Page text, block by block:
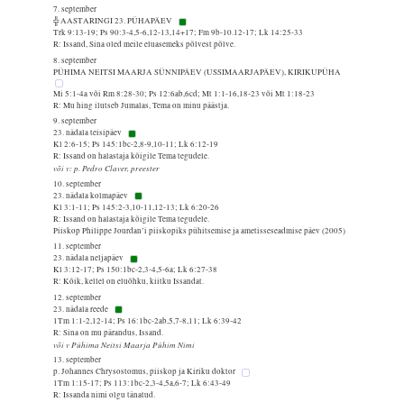
7. september
╬ AASTARINGI 23. PÜHAPÄEV
Trk 9:13-19; Ps 90:3-4,5-6,12-13,14+17; Fm 9b-10.12-17; Lk 14:25-33
R: Issand, Sina oled meile eluasemeks põlvest põlve.
8. september
PÜHIMA NEITSI MAARJA SÜNNIPÄEV (USSIMAARJAPÄEV), KIRIKUPÜHA
Mi 5:1-4a või Rm 8:28-30; Ps 12:6ab,6cd; Mt 1:1-16,18-23 või Mt 1:18-23
R: Mu hing ilutseb Jumalas, Tema on minu päästja.
9. september
23. nädala teisipäev
Kl 2:6-15; Ps 145:1bc-2,8-9,10-11; Lk 6:12-19
R: Issand on halastaja kõigile Tema tegudele.
või v: p. Pedro Claver, preester
10. september
23. nädala kolmapäev
Kl 3:1-11; Ps 145:2-3,10-11,12-13; Lk 6:20-26
R: Issand on halastaja kõigile Tema tegudele.
Piiskop Philippe Jourdan’i piiskopiks pühitsemise ja ametisseseadmise päev (2005)
11. september
23. nädala neljapäev
Kl 3:12-17; Ps 150:1bc-2,3-4,5-6a; Lk 6:27-38
R: Kõik, kellel on eluõhku, kiitku Issandat.
12. september
23. nädala reede
1Tm 1:1-2,12-14; Ps 16:1bc-2ab,5,7-8,11; Lk 6:39-42
R: Sina on mu pärandus, Issand.
või v Pühima Neitsi Maarja Pühim Nimi
13. september
p. Johannes Chrysostomus, piiskop ja Kiriku doktor
1Tm 1:15-17; Ps 113:1bc-2,3-4,5a,6-7; Lk 6:43-49
R: Issanda nimi olgu tänatud.